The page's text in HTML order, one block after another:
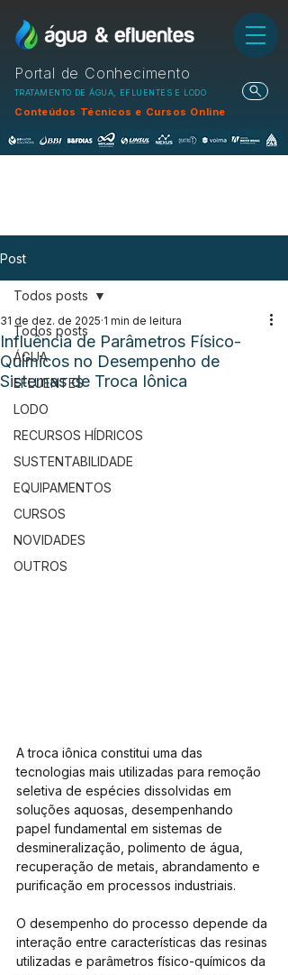
Portal de Conhecimento
TRATAMENTO DE ÁGUA, EFLUENTES E LODO
Conteúdos Técnicos e Cursos Online
Post
Todos posts
ÁGUA
EFLUENTES
LODO
RECURSOS HÍDRICOS
SUSTENTABILIDADE
EQUIPAMENTOS
CURSOS
NOVIDADES
OUTROS
Todos posts
Influência de Parâmetros Físico-
Químicos no Desempenho de
Sistemas de Troca Iônica
31 de dez. de 2025 1 min de leitura
A troca iônica constitui uma das
tecnologias mais utilizadas para remoção
seletiva de espécies dissolvidas em
soluções aquosas, desempenhando
papel fundamental em sistemas de
desmineralização, polimento de água,
recuperação de metais, abrandamento e
purificação em processos industriais.
O desempenho do processo depende da
interação entre características das resinas
utilizadas e parâmetros físico-químicos da